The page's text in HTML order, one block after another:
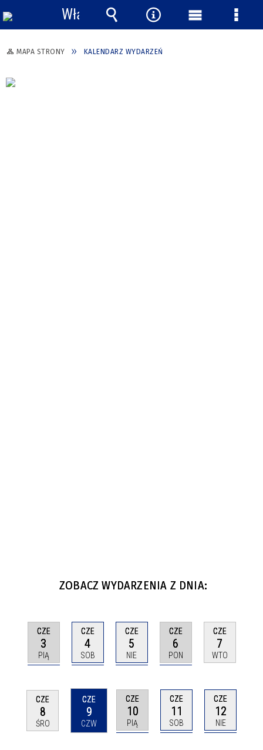
MAPA STRONY KALENDARZ WYDARZEŃ
ZOBACZ WYDARZENIA Z DNIA:
CZE
3
PIĄ
CZE
4
SOB
CZE
5
NIE
CZE
6
PON
CZE
7
WTO
CZE
8
ŚRO
CZE
9
CZW
CZE
10
PIĄ
CZE
11
SOB
CZE
12
NIE
Włącz
powiadomienia
Wyszukiwarka
Narzędzia
Menu Menu